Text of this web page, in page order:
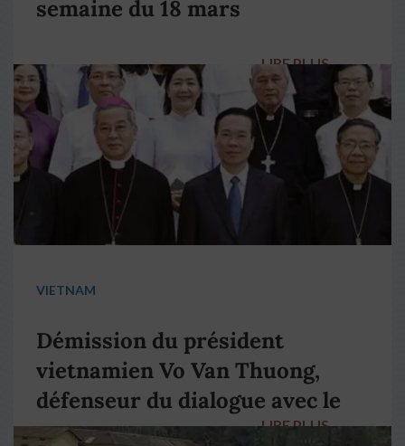
semaine du 18 mars
LIRE PLUS →
VIETNAM
Démission du président
vietnamien Vo Van Thuong,
défenseur du dialogue avec le
pape François
LIRE PLUS →